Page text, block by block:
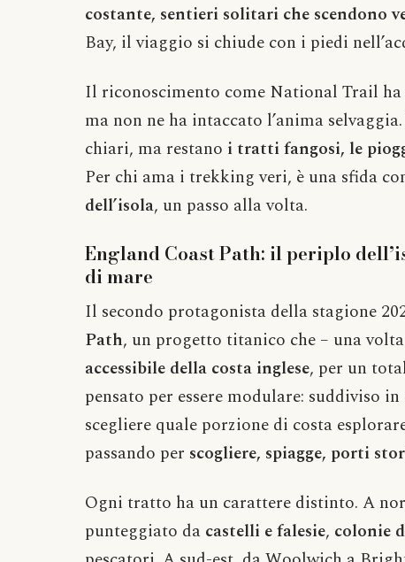
costante, sentieri solitari che scendono
Bay, il viaggio si chiude con i piedi
Il riconoscimento come National Trail
ma non ne ha intaccato l’anima
chiari, ma restano i tratti fangosi, le
Per chi ama i trekking veri, è una sfida
dell’isola, un passo alla volta.
England Coast Path: il periplo
di mare
Il secondo protagonista della stagione
Path, un progetto titanico che – una
accessibile della costa inglese, per un
pensato per essere modulare: suddiviso in
scegliere quale porzione di costa
passando per scogliere, spiagge, porti
Ogni tratto ha un carattere distinto. A
punteggiato da castelli e falesie, colonie